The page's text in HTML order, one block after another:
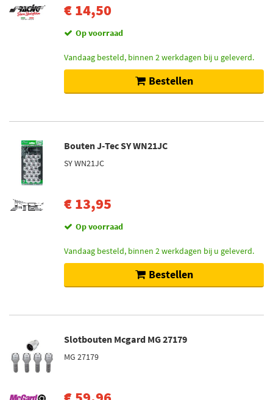
€ 14,50
Op voorraad
Vandaag besteld, binnen 2 werkdagen bij u geleverd.
Bestellen
Bouten J-Tec SY WN21JC
SY WN21JC
€ 13,95
Op voorraad
Vandaag besteld, binnen 2 werkdagen bij u geleverd.
Bestellen
Slotbouten Mcgard MG 27179
MG 27179